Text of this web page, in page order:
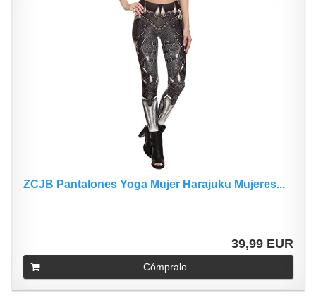
ZCJB Pantalones Yoga Mujer Harajuku Mujeres...
39,99 EUR
Cómpralo